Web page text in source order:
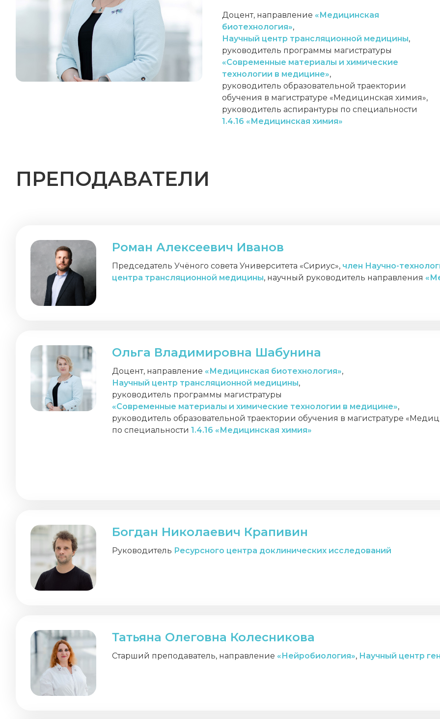
Доцент, направление «Медицинская
биотехнология»,
Научный центр трансляционной медицины,
руководитель программы магистратуры
«Современные материалы и химические
технологии в медицине»,
руководитель образовательной траектории
обучения в магистратуре «Медицинская химия»,
руководитель аспирантуры по специальности
1.4.16 «Медицинская химия»
ПРЕПОДАВАТЕЛИ
Роман Алексеевич Иванов
Председатель Учёного совета Университета «Сириус», член Научно-
центра трансляционной медицины, научный руководитель направления
Ольга Владимировна Шабунина
Доцент, направление «Медицинская биотехнология»,
Научный центр трансляционной медицины,
руководитель программы магистратуры
«Современные материалы и химические технологии в медицине»,
руководитель образовательной траектории обучения в магистратуре
по специальности 1.4.16 «Медицинская химия»
Богдан Николаевич Крапивин
Руководитель Ресурсного центра доклинических исследований
Татьяна Олеговна Колесникова
Старший преподаватель, направление «Нейробиология», Научный центр